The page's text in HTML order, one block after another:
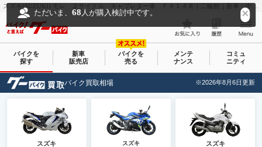
スズキ(SUZUKI) モレ ２サイクル キャブレター車 ＦＡ１４Ｂ｜二輪館｜新車・中古バイクなら【グーバイク(GooBike)】
ただいま、68 人が購入検討中です。
バイクを
探す
新車
販売店
バイクを
売る
メンテ
ナンス
コミュ
ニティ
バイク買取相場 ※2026年8月6日更新
スズキ
スズキ
スズキ